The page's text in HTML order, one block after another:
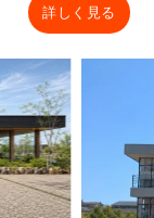
詳しく見る